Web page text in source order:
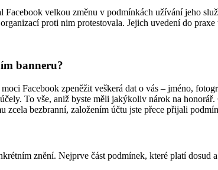
velkou změnu v podmínkách užívání jeho
proti nim protestovala. Jejich uvedení do
banneru?
Facebook zpeněžit veškerá dat o vás – jméno,
To vše, aniž byste měli jakýkoliv nárok na
zcela bezbranní, založením účtu jste přece přijali
znění. Nejprve část podmínek, které platí dosud